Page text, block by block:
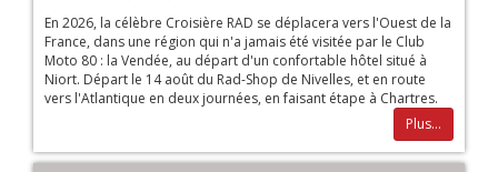
En 2026, la célèbre Croisière RAD se déplacera vers l'Ouest de la
France, dans une région qui n'a jamais été visitée par le Club
Moto 80 : la Vendée, au départ d'un confortable hôtel situé à
Niort. Départ le 14 août du Rad-Shop de Nivelles, et en route
vers l'Atlantique en deux journées, en faisant étape à Chartres.
Plus...